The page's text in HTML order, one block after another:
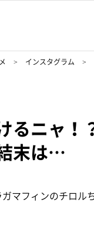
インスタグラム
るニャ
末は…
マフィンのチロ